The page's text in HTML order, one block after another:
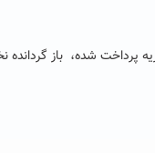
پرداخت شده، باز گردانده